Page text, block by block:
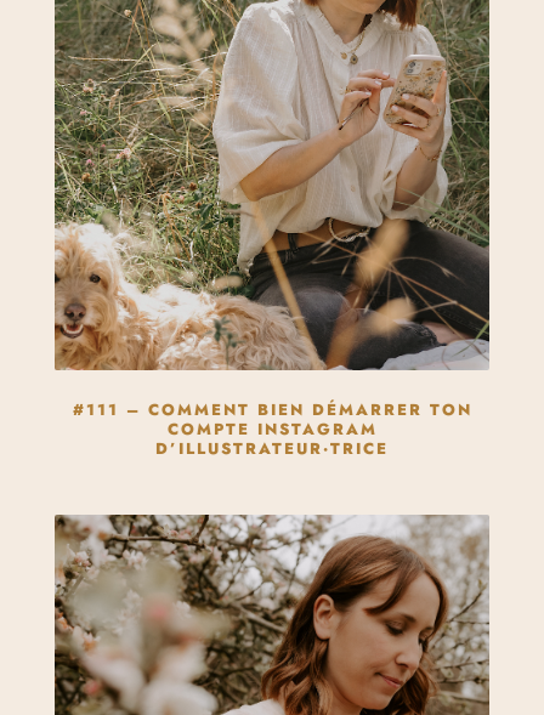
#111 – COMMENT BIEN DÉMARRER TON
COMPTE INSTAGRAM
D’ILLUSTRATEUR·TRICE